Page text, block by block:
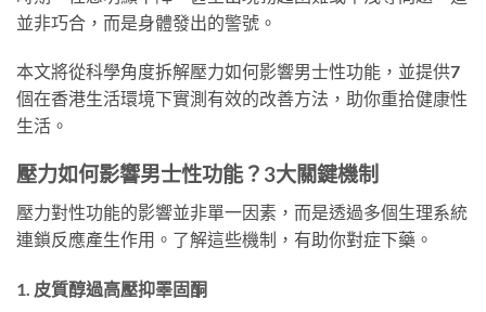
並非巧合，而是身體發出的警號。
本文將從科學角度拆解壓力如何影響男士性功能，並提供7
個在香港生活環境下實測有效的改善方法，助你重拾健康性
生活。
壓力如何影響男士性功能？3大關鍵機制
壓力對性功能的影響並非單一因素，而是透過多個生理系統
連鎖反應產生作用。了解這些機制，有助你對症下藥。
1. 皮質醇過高壓抑睪固酮